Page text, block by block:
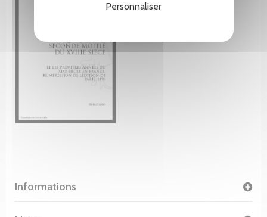
Personnaliser
Informations